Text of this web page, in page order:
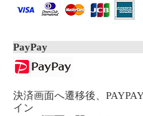
PayPay
決済画面へ遷移後、
イン